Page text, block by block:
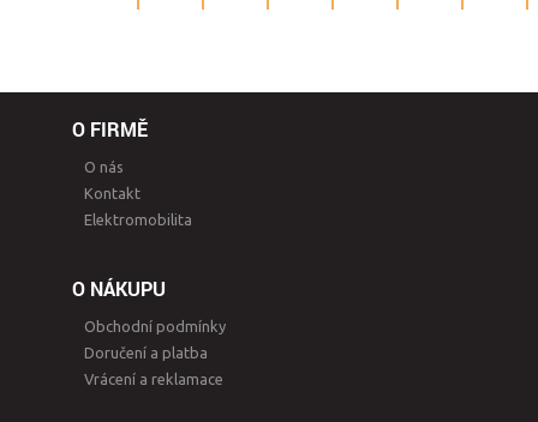
O FIRMĚ
O nás
Kontakt
Elektromobilita
O NÁKUPU
Obchodní podmínky
Doručení a platba
Vrácení a reklamace